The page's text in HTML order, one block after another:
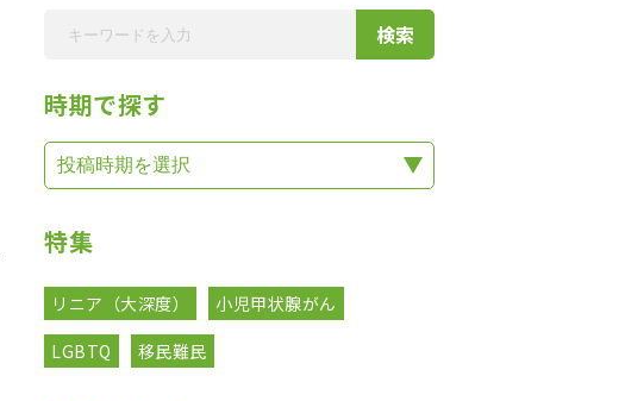
時期で探す
特集
リニア（大深度）
小児甲状腺がん
LGBTQ
移民難民